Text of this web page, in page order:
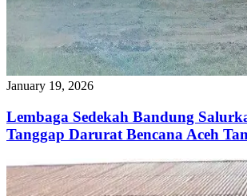
January 19, 2026
Lembaga Sedekah Bandung
Tanggap Darurat Bencana Aceh